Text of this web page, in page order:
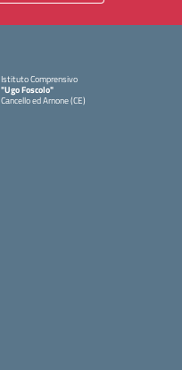
Istituto Comprensivo
"Ugo Foscolo"
Cancello ed Arnone (CE)